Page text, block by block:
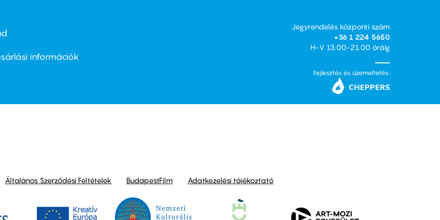
információk
Jegyrendelés központi szám
+36 1 224 5650
H-V 13.00-21.00 óráig
Fejlesztés és üzemeltetés:
Általános Szerződési Feltételek BudapestFilm Adatkezelési tájékoztató